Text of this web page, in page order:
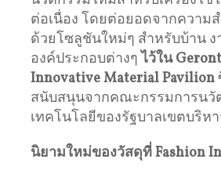
ต่อเนื่อง โดยต่อยอดจากความ
ด้วยโซลูชันใหม่ๆ สำหรับบ้าน
องค์ประกอบต่างๆไว้ใน
Innovative Material Pavilion
สนับสนุนจากคณะกรรมการนวั
เทคโนโลยีของรัฐบาลเขตบริห
นิยามใหม่ของวัสดุที่Fashion